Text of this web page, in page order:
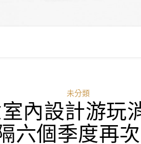
未分類
內設計游玩
六個季度再